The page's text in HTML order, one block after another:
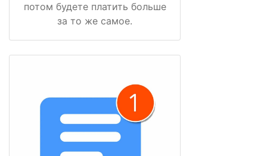
потом будете платить больше
за то же самое.